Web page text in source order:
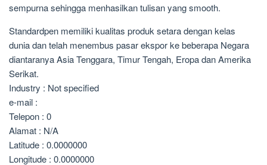
sempurna sehingga menhasilkan tulisan yang smooth.
Standardpen memiliki kualitas produk setara dengan kelas
dunia dan telah menembus pasar ekspor ke beberapa Negara
diantaranya Asia Tenggara, Timur Tengah, Eropa dan Amerika
Serikat.
Industry : Not specified
e-mail :
Telepon : 0
Alamat : N/A
Latitude : 0.0000000
Longitude : 0.0000000